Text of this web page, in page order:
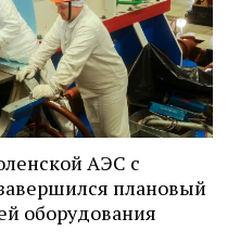
АЭС с
плановый
оборудования